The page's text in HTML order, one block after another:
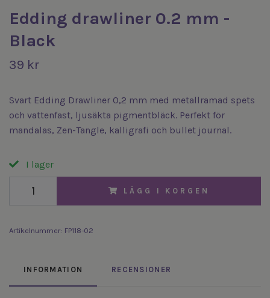
Edding drawliner 0.2 mm -
Black
39 kr
Svart Edding Drawliner 0,2 mm med metallramad spets
och vattenfast, ljusäkta pigmentbläck. Perfekt för
mandalas, Zen-Tangle, kalligrafi och bullet journal.
I lager
LÄGG I KORGEN
Artikelnummer: FP118-02
INFORMATION RECENSIONER